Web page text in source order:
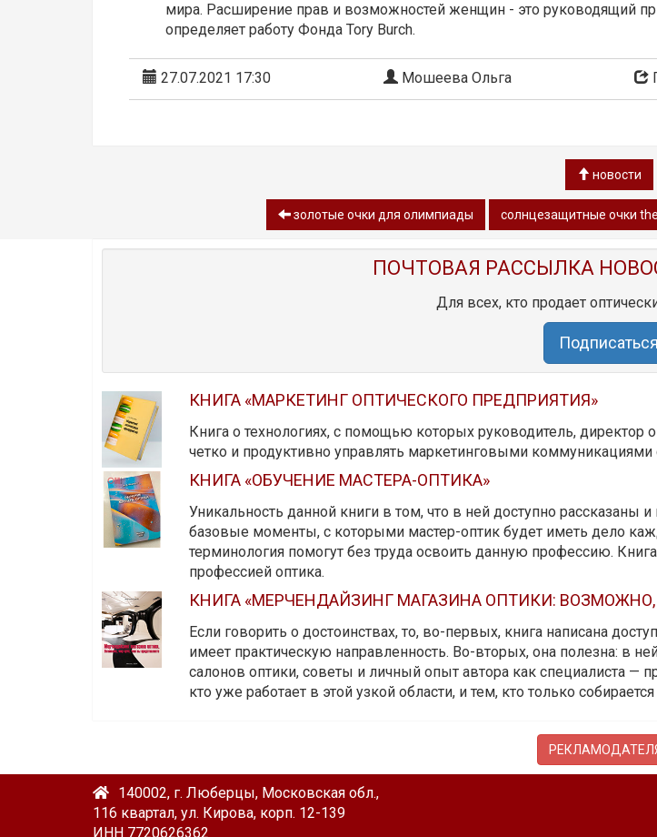
мира. Расширение прав и возможностей женщин - это руководящий
определяет работу Фонда Tory Burch.
27.07.2021 17:30 Мошеева Ольга
новости
золотые очки для олимпиады солнцезащитные очки
ПОЧТОВАЯ РАССЫЛКА
Для всех, кто продает
КНИГА «МАРКЕТИНГ ОПТИЧЕСКОГО ПРЕДПРИЯТИЯ»
Книга о технологиях, с помощью которых руководитель, директор
четко и продуктивно управлять маркетинговыми коммуникациями
КНИГА «ОБУЧЕНИЕ МАСТЕРА-ОПТИКА»
Уникальность данной книги в том, что в ней доступно рассказаны
базовые моменты, с которыми мастер-оптик будет иметь дело
терминология помогут без труда освоить данную профессию.
профессией оптика.
КНИГА «МЕРЧЕНДАЙЗИНГ МАГАЗИНА ОПТИКИ:
Если говорить о достоинствах, то, во-первых, книга написана
имеет практическую направленность. Во-вторых, она полезна: в
салонов оптики, советы и личный опыт автора как специалиста —
кто уже работает в этой узкой области, и тем, кто только собирается
140002, г. Люберцы, Московская обл.,
116 квартал, ул. Кирова, корп. 12-139
ИНН 7720626362